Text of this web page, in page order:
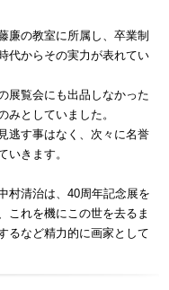
廉の教室に所属し、卒業制
代からその実力が表れてい
展覧会にも出品しなかった
としていました。
逃す事はなく、次々に名誉
いきます。
村清治は、40周年記念展を
これを機にこの世を去るま
るなど精力的に画家として